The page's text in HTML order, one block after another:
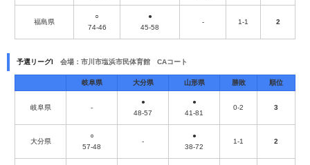
福島県
○
74-46
●
45-58
- 1-1 2
予選リーグI 会場：市川市塩浜市民体育館 CAコート
岐阜県 大分県 山形県 勝敗 順位
岐阜県 -
●
48-57
●
41-81
0-2 3
大分県
○
57-48
-
●
38-72
1-1 2